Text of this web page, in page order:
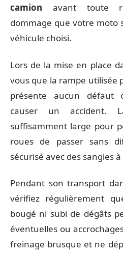
camion avant toute
dommage que votre moto
véhicule choisi.
Lors de la mise en place
vous que la rampe utilisée
présente aucun défaut
causer un accident.
suffisamment large pour
roues de passer sans
sécurisé avec des sangles
Pendant son transport
vérifiez régulièrement
bougé ni subi de dégâts
éventuelles ou
freinage brusque et ne